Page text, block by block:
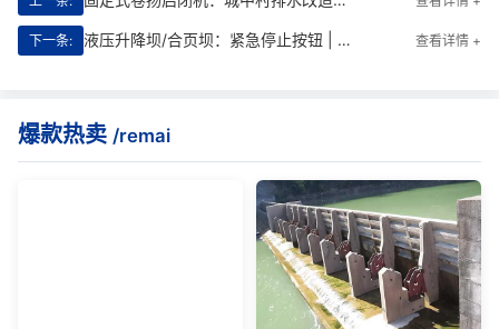
下一条: 液压升降坝/合页坝：紧急停止按钮 | 化工废水处理池专用 查看详情 +
爆款热卖 /remai